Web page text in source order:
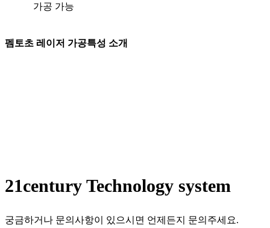
가공 가능
펨토초 레이저 가공특성 소개
21century Technology system
궁금하거나 문의사항이 있으시면 언제든지 문의주세요.